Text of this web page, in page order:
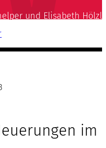
und Elisabeth Hölzl
im